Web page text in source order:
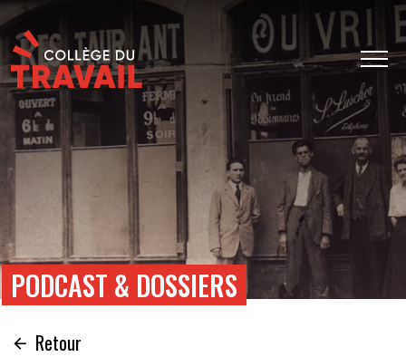
PODCAST & DOSSIERS
Retour